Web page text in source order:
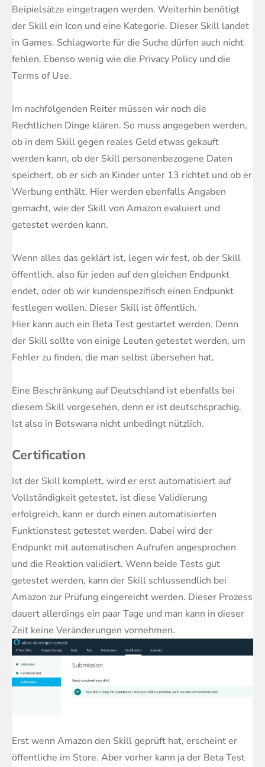
Beipielsätze eingetragen werden. Weiterhin benötigt
der Skill ein Icon und eine Kategorie. Dieser Skill landet
in Games. Schlagworte für die Suche dürfen auch nicht
fehlen. Ebenso wenig wie die Privacy Policy und die
Terms of Use.
Im nachfolgenden Reiter müssen wir noch die
Rechtlichen Dinge klären. So muss angegeben werden,
ob in dem Skill gegen reales Geld etwas gekauft
werden kann, ob der Skill personenbezogene Daten
speichert, ob er sich an Kinder unter 13 richtet und ob er
Werbung enthält. Hier werden ebenfalls Angaben
gemacht, wie der Skill von Amazon evaluiert und
getestet werden kann.
Wenn alles das geklärt ist, legen wir fest, ob der Skill
öffentlich, also für jeden auf den gleichen Endpunkt
endet, oder ob wir kundenspezifisch einen Endpunkt
festlegen wollen. Dieser Skill ist öffentlich.
Hier kann auch ein Beta Test gestartet werden. Denn
der Skill sollte von einige Leuten getestet werden, um
Fehler zu finden, die man selbst übersehen hat.
Eine Beschränkung auf Deutschland ist ebenfalls bei
diesem Skill vorgesehen, denn er ist deutschsprachig.
Ist also in Botswana nicht unbedingt nützlich.
Certification
Ist der Skill komplett, wird er erst automatisiert auf
Vollständigkeit getestet, ist diese Validierung
erfolgreich, kann er durch einen automatisierten
Funktionstest getestet werden. Dabei wird der
Endpunkt mit automatischen Aufrufen angesprochen
und die Reaktion validiert. Wenn beide Tests gut
getestet werden, kann der Skill schlussendlich bei
Amazon zur Prüfung eingereicht werden. Dieser Prozess
dauert allerdings ein paar Tage und man kann in dieser
Zeit keine Veränderungen vornehmen.
Erst wenn Amazon den Skill geprüft hat, erscheint er
öffentliche im Store. Aber vorher kann ja der Beta Test